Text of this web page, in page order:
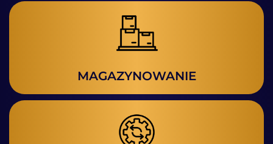
MAGAZYNOWANIE